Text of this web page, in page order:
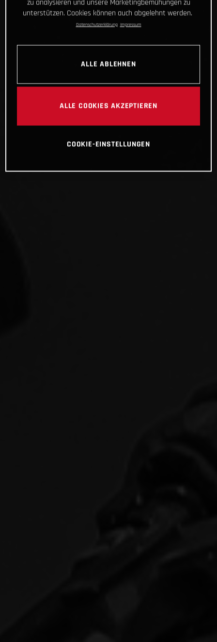
zu analysieren und unsere Marketingbemühungen zu
unterstützen. Cookies können auch abgelehnt werden.
Datenschutzerklärung Impressum
ALLE ABLEHNEN
ALLE COOKIES AKZEPTIEREN
COOKIE-EINSTELLUNGEN